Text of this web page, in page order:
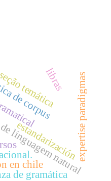
de corpusnatural
temática expertise paradigmas
estandarización
en chile
de gramática
libras